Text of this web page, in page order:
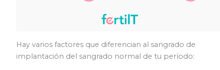
Hay varios factores que diferencian al sangrado de
implantación del sangrado normal de tu período: